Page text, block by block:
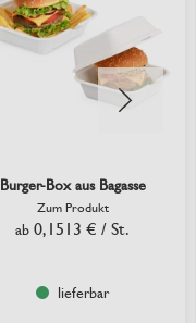
Burger-Box aus Bagasse
Zum Produkt
ab 0,1513 € / St.
lieferbar